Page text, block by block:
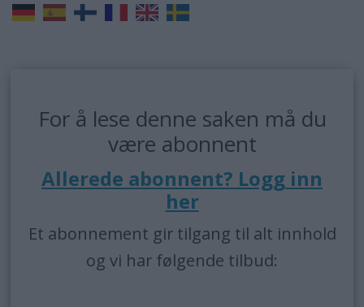
For å lese denne saken må du
være abonnent
Allerede abonnent? Logg inn
her
Et abonnement gir tilgang til alt innhold
og vi har følgende tilbud: